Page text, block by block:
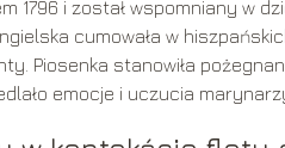
1796 i został wspomniany w
cumowała w
Piosenka stanowiła
emocje i uczucia